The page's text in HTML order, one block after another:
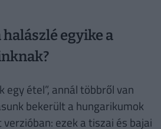
egyike a
egy étel”, annál többről van
bekerült a hungarikumok
ezek a tiszai és bajai